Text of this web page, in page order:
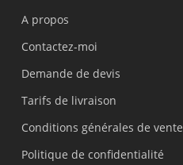
A propos
Contactez-moi
Demande de devis
Tarifs de livraison
Conditions générales de vente
Politique de confidentialité